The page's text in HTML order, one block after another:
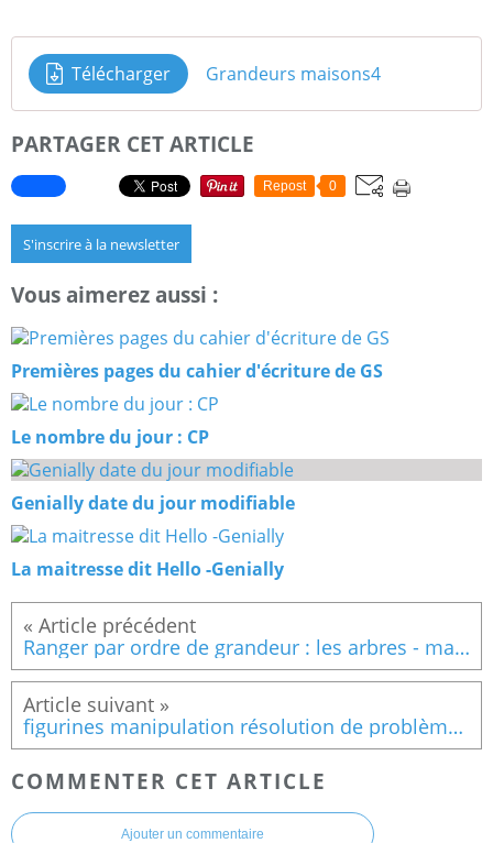
Télécharger Grandeurs maisons4
PARTAGER CET ARTICLE
Repost 0
S'inscrire à la newsletter
Vous aimerez aussi :
Premières pages du cahier d'écriture de GS
Le nombre du jour : CP
Genially date du jour modifiable
La maitresse dit Hello -Genially
Ranger par ordre de grandeur : les arbres - maternelle
figurines manipulation résolution de problème - maternelle
COMMENTER CET ARTICLE
Ajouter un commentaire